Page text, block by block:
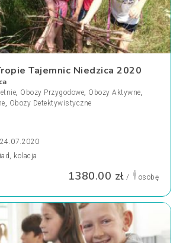
Tajemnic Niedzica 2020
, Obozy Przygodowe, Obozy Aktywne,
, Obozy Detektywistyczne
kolacja
1380.00 zł / osobę